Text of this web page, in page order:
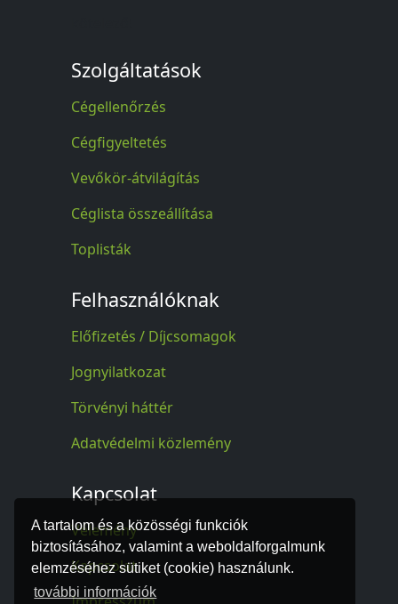
A tartalom és a közösségi funkciók
biztosításához, valamint a weboldalforgalmunk
elemzéséhez sütiket (cookie) használunk.
további információk
Szolgáltatások
Cégellenőrzés
Cégfigyeltetés
Vevőkör-átvilágítás
Céglista összeállítása
Toplisták
Felhasználóknak
Előfizetés / Díjcsomagok
Jognyilatkozat
Törvényi háttér
Adatvédelmi közlemény
Kapcsolat
Vélemény
Kapcsolat